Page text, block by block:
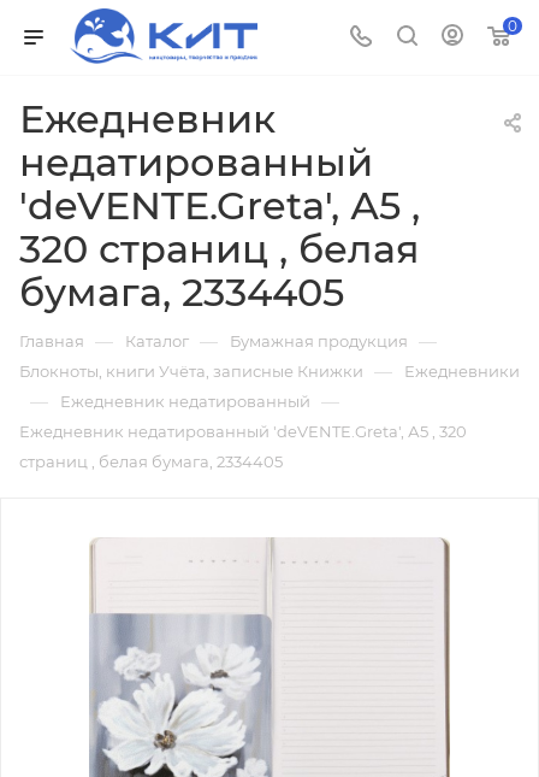
0
Ежедневник
недатированный
'deVENTE.Greta', А5 ,
320 страниц , белая
бумага, 2334405
Главная — Каталог — Бумажная продукция —
Блокноты, книги Учёта, записные Книжки — Ежедневники
— Ежедневник недатированный —
Ежедневник недатированный 'deVENTE.Greta', А5 , 320
страниц , белая бумага, 2334405